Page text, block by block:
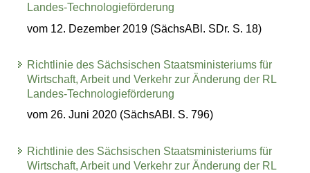
Landes-Technologieförderung
vom 12. Dezember 2019 (SächsABl. SDr. S. 18)
Richtlinie des Sächsischen Staatsministeriums für
Wirtschaft, Arbeit und Verkehr zur Änderung der RL
Landes-Technologieförderung
vom 26. Juni 2020 (SächsABl. S. 796)
Richtlinie des Sächsischen Staatsministeriums für
Wirtschaft, Arbeit und Verkehr zur Änderung der RL